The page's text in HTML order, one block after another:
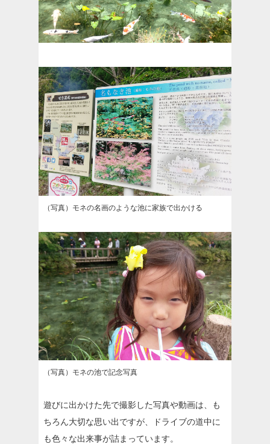
（写真）モネの名画のような池に家族で出かける
（写真）モネの池で記念写真
遊びに出かけた先で撮影した写真や動画は、も
ちろん大切な思い出ですが、ドライブの道中に
も色々な出来事が詰まっています。